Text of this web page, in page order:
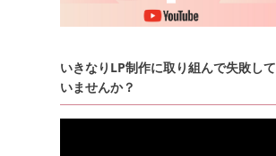
いきなりLP制作に取り組んで失敗して
いませんか？
動